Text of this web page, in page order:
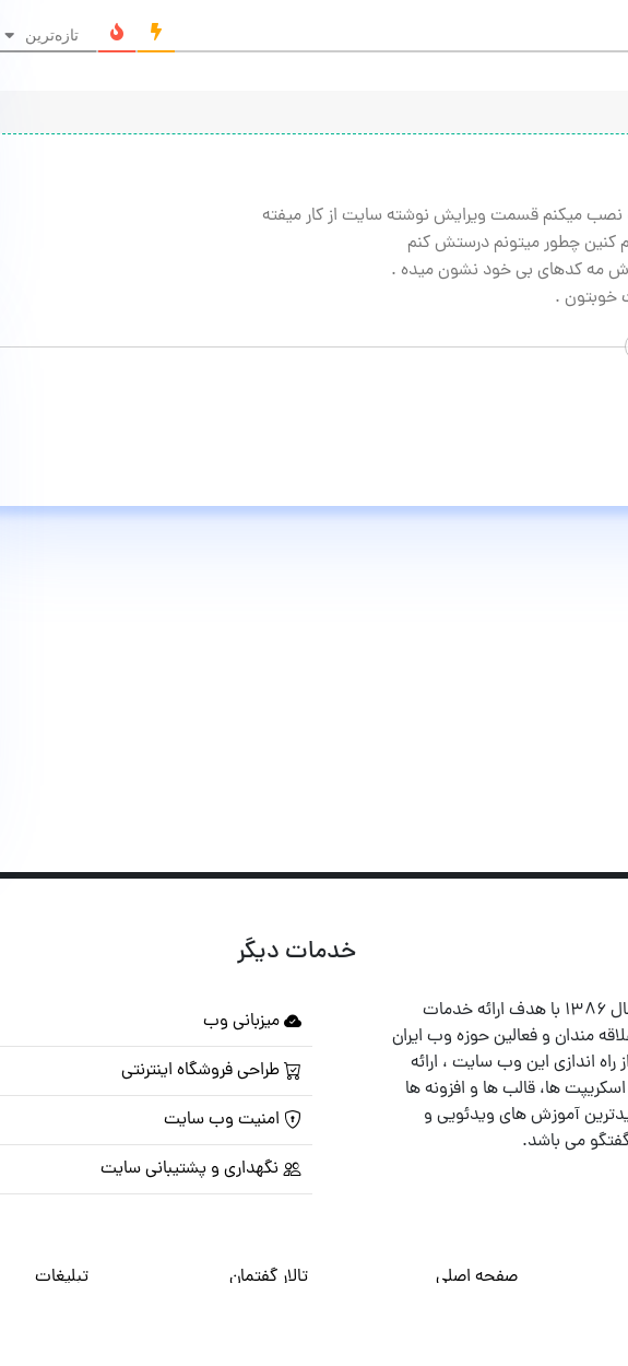
تازه‌ترین
نصب میکنم قسمت ویرایش نوشته سایت از کار میفته
کنین چطور میتونم درستش کنم
مه کدهای بی خود نشون میده .
خوبتون .
پرشین اسکریپت در سال ۱۳۸۶ با هدف ارائه خدمات
مندان و فعالین حوزه وب ایران
اندازی این وب سایت ، ارائه
ها، قالب ها و افزونه ها
آموزش های ویدئویی و
گفتگو می باشد.
خدمات دیگر
میزبانی وب
طراحی فروشگاه اینترنتی
امنیت وب سایت
نگهداری و پشتیبانی سایت
صفحه اصلی تالار گفتمان تبلیغات